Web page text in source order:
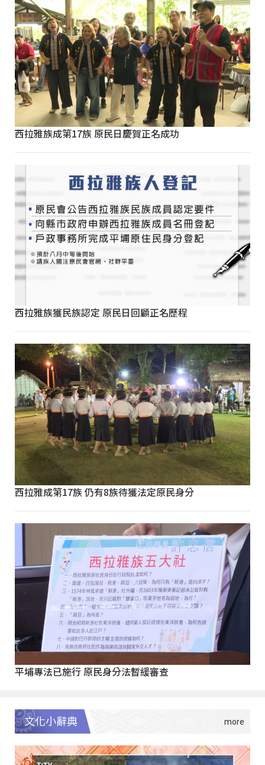
西拉雅族成第17族 原民日慶賀正名成功
西拉雅族獲民族認定 原民日回顧正名歷程
西拉雅成第17族 仍有8族待獲法定原民身分
平埔專法已施行 原民身分法暫緩審查
文化小辭典